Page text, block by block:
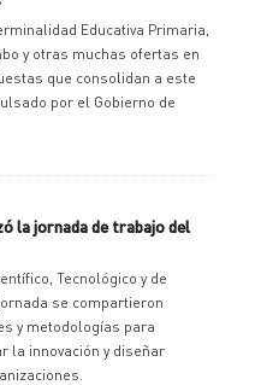
Educativa Primaria,
y otras muchas ofertas en
que consolidan a este
por el Gobierno de
la jornada de trabajo del
Tecnológico y de
se compartieron
y metodologías para
la innovación y diseñar